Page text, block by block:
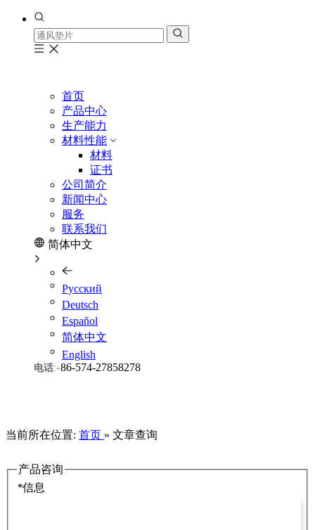
首页
产品中心
生产能力
材料性能
材料
证书
公司简介
新闻中心
服务
联系我们
简体中文
Pусский
Deutsch
Español
简体中文
English
电话:+86-574-27858278
当前所在位置: 首页 » 文章查询
产品咨询
*信息